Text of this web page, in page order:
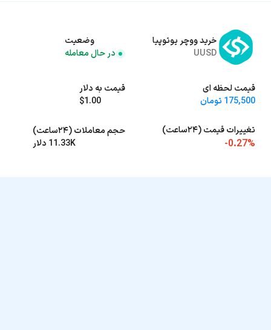
خرید ووچر یوتوپیا
UUSD
وضعیت
در حال معامله
قیمت لحظه ای
175,500 تومان
قیمت به دلار
$1.00
تغییرات قیمت (۲۴ساعت)
-0.27%
حجم معاملات (۲۴ساعت)
11.33K دلار